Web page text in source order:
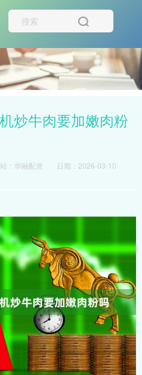
炒牛肉要加嫩肉粉
：华融配资
日期：2026-03-10